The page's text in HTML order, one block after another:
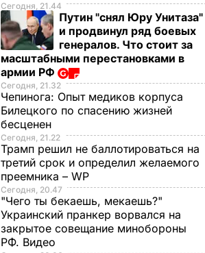
Сегодня, 21.44
Путин "снял Юру Унитаза"
и продвинул ряд боевых
генералов. Что стоит за
масштабными перестановками в
армии РФ
Сегодня, 21.32
Чепинога: Опыт медиков корпуса
Билецкого по спасению жизней
бесценен
Сегодня, 21.22
Трамп решил не баллотироваться на
третий срок и определил желаемого
преемника – WP
Сегодня, 20.47
"Чего ты бекаешь, мекаешь?"
Украинский пранкер ворвался на
закрытое совещание минобороны
РФ. Видео